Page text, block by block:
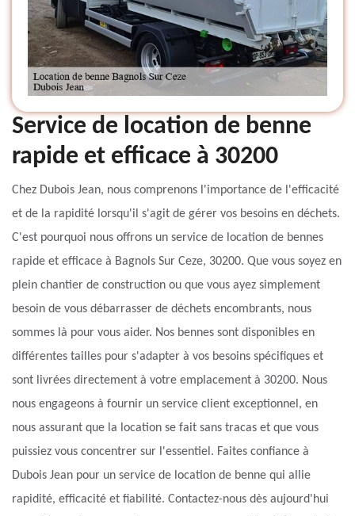
Service de location de benne
rapide et efficace à 30200
Chez Dubois Jean, nous comprenons l'importance de l'efficacité
et de la rapidité lorsqu'il s'agit de gérer vos besoins en déchets.
C'est pourquoi nous offrons un service de location de bennes
rapide et efficace à Bagnols Sur Ceze, 30200. Que vous soyez en
plein chantier de construction ou que vous ayez simplement
besoin de vous débarrasser de déchets encombrants, nous
sommes là pour vous aider. Nos bennes sont disponibles en
différentes tailles pour s'adapter à vos besoins spécifiques et
sont livrées directement à votre emplacement à 30200. Nous
nous engageons à fournir un service client exceptionnel, en
nous assurant que la location se fait sans tracas et que vous
puissiez vous concentrer sur l'essentiel. Faites confiance à
Dubois Jean pour un service de location de benne qui allie
rapidité, efficacité et fiabilité. Contactez-nous dès aujourd'hui